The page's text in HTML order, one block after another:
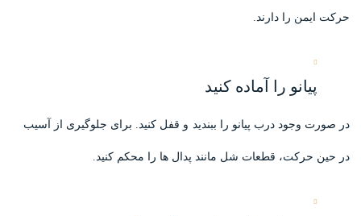
حرکت ایمن را دارند.
پیانو را آماده کنید
در صورت وجود درب پیانو را ببندید و قفل کنید. برای جلوگیری از آسیب
در حین حرکت، قطعات شل مانند پدال ها را محکم کنید.